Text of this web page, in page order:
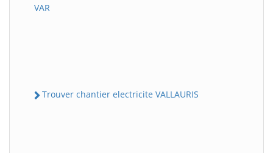
VAR
Trouver chantier electricite VALLAURIS